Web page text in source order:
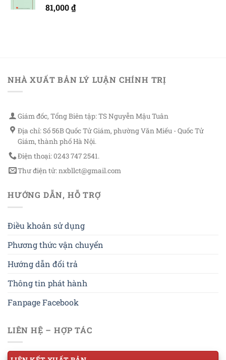
81,000₫
NHÀ XUẤT BẢN LÝ LUẬN CHÍNH TRỊ
Giám đốc, Tổng Biên tập: TS Nguyễn Mậu Tuân
Địa chỉ: Số 56B Quốc Tử Giám, phường Văn Miếu - Quốc Tử
Giám, thành phố Hà Nội.
Điện thoại: 0243 747 2541.
Thư điện tử: nxbllct@gmail.com
HƯỚNG DẪN, HỖ TRỢ
Điều khoản sử dụng
Phương thức vận chuyển
Hướng dẫn đổi trả
Thông tin phát hành
Fanpage Facebook
LIÊN HỆ – HỢP TÁC